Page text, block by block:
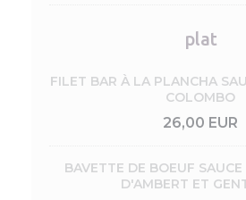
plat
FILET BAR À LA PLANCHA
COLOMBO
26,00 EUR
BAVETTE DE BOEUF
D'AMBERT ET